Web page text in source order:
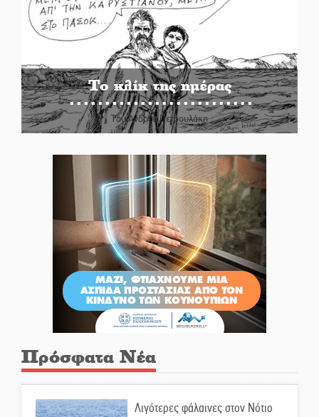
Το κλίκ της ημέρας
Του Ανδρέα Πετρουλάκη
Πρόσφατα Νέα
Λιγότερες φάλαινες στον Νότιο